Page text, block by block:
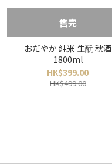
售完
おだやか 純米 生酛 秋酒
1800ml
HK$399.00
HK$499.00